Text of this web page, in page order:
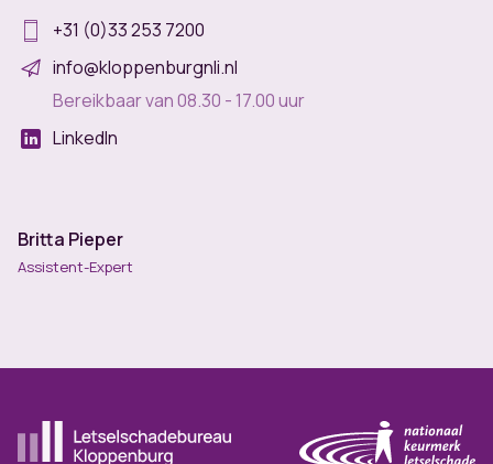
+31 (0)33 253 7200
info@kloppenburgnli.nl
Bereikbaar van 08.30 - 17.00 uur
LinkedIn
Britta Pieper
Assistent-Expert